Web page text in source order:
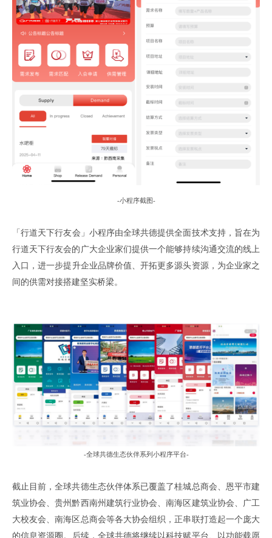
-小程序截图-
「行道天下行友会 」 小程序由全球共德提供全面技术支持， 旨在为
行道天下行友会的广大企业家们提供一个能够持续沟通交流的线上
入口 ，进一步提升企业品牌价值 、开拓更多源头资源， 为企业家之
间的供需对接搭建坚实桥梁 。
-全球共德生态伙伴系列小程序平台-
截止目前，全球共德生态伙伴体系已覆盖了桂城总商会、恩平市建
筑业协会、贵州黔西南州建筑行业协会、南海区建筑业协会、广工
大校友会、南海区 总商会等各大协会组织，正串联打造起一个庞大
的信息资源圈。 后续， 全球共德将继续以科技赋平台、
以功能载愿